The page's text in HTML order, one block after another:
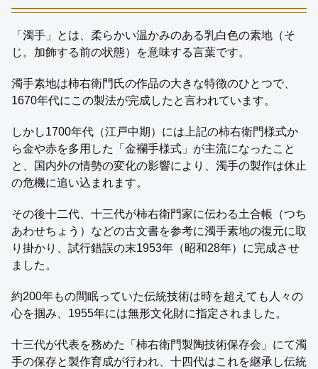
「濁手」とは、柔らかい温かみのある乳白色の素地（そ
じ。加飾する前の状態）を意味する言葉です。
濁手素地は柿右衛門氏の作品の大きな特徴のひとつで、
1670年代にこの製法が完成したと言われています。
しかし1700年代（江戸中期）には上記の柿右衛門様式か
ら金や赤を多用した「金襴手様式」が主流になったこと
と、国内外の情勢の変化の影響により、濁手の製作は休止
の危機に追い込まれます。
その後十二代、十三代が柿右衛門家に伝わる土合帳（つち
あわせちょう）などの古文書を参考に濁手素地の復元に取
り掛かり、試行錯誤の末1953年（昭和28年）に完成させ
ました。
約200年もの間眠っていた伝統技術は時を超えても人々の
心を掴み、1955年には無形文化財に指定されました。
十三代が代表を務めた「柿右衛門製陶技術保存会」にて濁
手の保存と製作育成が行われ、十四代はこれを継承し伝統